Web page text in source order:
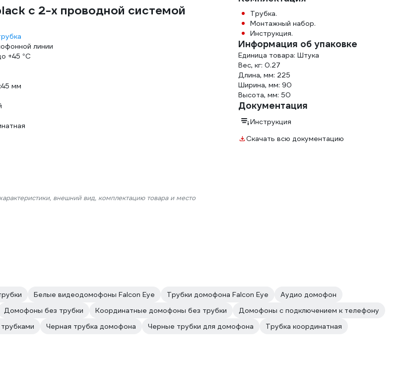
с 2-х проводной системой
линии
+45 °С
мм
внешний вид, комплектацию товара и место
Трубка.
Монтажный набор.
Инструкция.
Информация об упаковке
Единица товара: Штука
Вес, кг: 0.27
Длина, мм: 225
Ширина, мм: 90
Высота, мм: 50
Документация
Инструкция
Скачать всю документацию
Белые видеодомофоны Falcon Eye Трубки домофона Falcon Eye
Аудио домофон
Домофоны без трубки Координатные домофоны без трубки
Домофоны с подключением к телефону
Черная трубка домофона Черные трубки для домофона Трубка координатная